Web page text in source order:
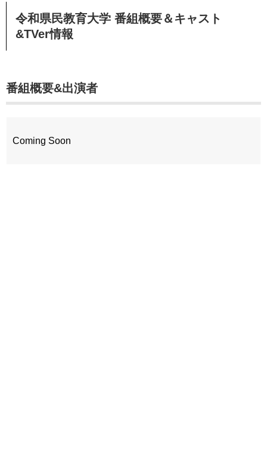
令和県民教育大学 番組概要＆キャスト
&TVer情報
番組概要&出演者
Coming Soon